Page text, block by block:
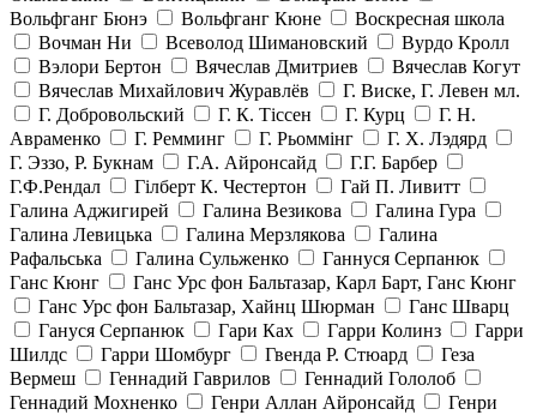
Вольфганг Бюнэ
Вольфганг Кюне
Воскресная школа
Вочман Ни
Всеволод Шимановский
Вурдо Кролл
Вэлори Бертон
Вячеслав Дмитриев
Вячеслав Когут
Вячеслав Михайлович Журавлёв
Г. Виске, Г. Левен мл.
Г. Добровольский
Г. К. Тiссен Г. Курц
Г. Н.
Авраменко
Г. Ремминг Г. Рьоммінг
Г. Х. Лэдярд
Г. Эззо, Р. Букнам
Г.А. Айронсайд
Г.Г. Барбер
Г.Ф.Рендал
Гілберт К. Честертон
Гай П. Ливитт
Галина Аджигирей
Галина Везикова
Галина Гура
Галина Левицька
Галина Мерзлякова
Галина
Рафальська
Галина Сульженко
Ганнуся Серпанюк
Ганс Кюнг
Ганс Урс фон Бальтазар, Карл Барт, Ганс Кюнг
Ганс Урс фон Бальтазар, Хайнц Шюрман
Ганс Шварц
Гануся Серпанюк
Гари Ках Гарри Колинз
Гарри
Шилдс
Гарри Шомбург Гвенда Р. Стюард
Геза
Вермеш
Геннадий Гаврилов
Геннадий Гололоб
Геннадий Мохненко
Генри Аллан Айронсайд
Генри